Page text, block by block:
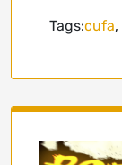
Tags:cufa,